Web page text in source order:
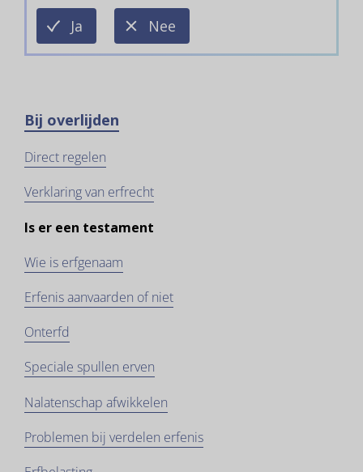
Ja
informatie
is
Needeze
informatie
is
Bij overlijden
Direct regelen
Verklaring van erfrecht
Is er een testament
Wie is erfgenaam
Erfenis aanvaarden of niet
Onterfd
Speciale spullen erven
Nalatenschap afwikkelen
Problemen bij verdelen erfenis